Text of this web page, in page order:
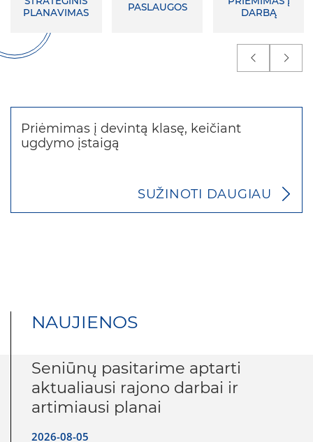
PLANAVIMAS
PASLAUGOS
DARBĄ
Priėmimas į devintą klasę, keičiant
ugdymo įstaigą
SUŽINOTI DAUGIAU
NAUJIENOS
Seniūnų pasitarime aptarti
aktualiausi rajono darbai ir
artimiausi planai
2026-08-05